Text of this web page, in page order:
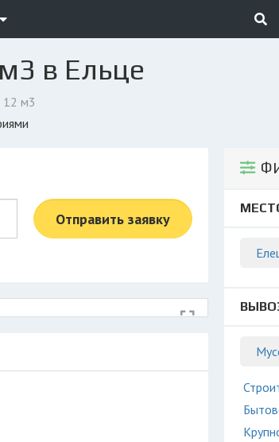
в Ельце
12 м3
Отправить заявку